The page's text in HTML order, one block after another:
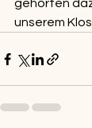
gehörten
unserem